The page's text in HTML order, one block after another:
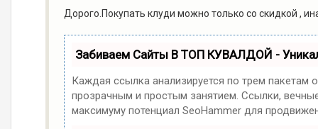
Дорого.Покупать клуди можно только со скидкой ,
Забиваем Сайты В ТОП КУВАЛДОЙ -
Каждая ссылка анализируется по трем пакетам
прозрачным и простым занятием. Ссылки,
максимуму потенциал SeoHammer для